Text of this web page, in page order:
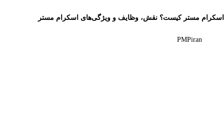
اسکرام مستر کیست؟ نقش، وظایف و ویژگی‌های اسکرام مستر
PMPiran